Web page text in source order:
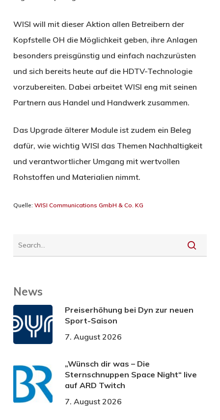
WISI will mit dieser Aktion allen Betreibern der
Kopfstelle OH die Möglichkeit geben, ihre Anlagen
besonders preisgünstig und einfach nachzurüsten
und sich bereits heute auf die HDTV-Technologie
vorzubereiten. Dabei arbeitet WISI eng mit seinen
Partnern aus Handel und Handwerk zusammen.
Das Upgrade älterer Module ist zudem ein Beleg
dafür, wie wichtig WISI das Themen Nachhaltigkeit
und verantwortlicher Umgang mit wertvollen
Rohstoffen und Materialien nimmt.
Quelle: WISI Communications GmbH & Co. KG
News
Preiserhöhung bei Dyn zur neuen
Sport-Saison
7. August 2026
„Wünsch dir was – Die
Sternschnuppen Space Night“ live
auf ARD Twitch
7. August 2026